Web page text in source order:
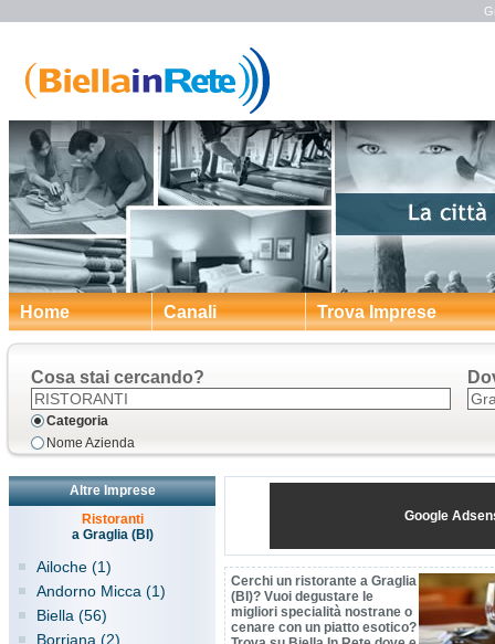
Home Canali Trova Imprese
Cosa stai cercando?
Categoria
Nome Azienda
Altre Imprese
Ristoranti
a Graglia (BI)
Ailoche (1)
Andorno Micca (1)
Biella (56)
Borriana (2)
Google
Cerchi un ristorante a Graglia
(BI)? Vuoi degustare le
migliori specialità nostrane o
cenare con un piatto esotico?